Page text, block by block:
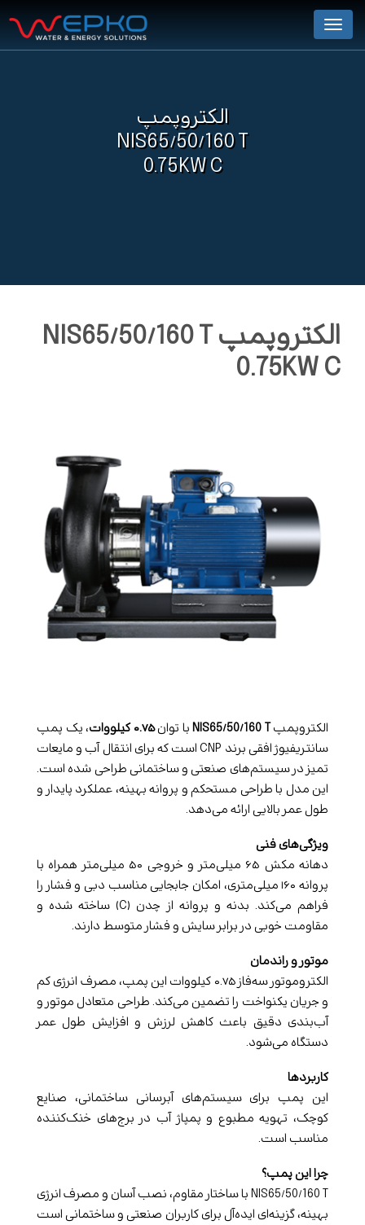
Menu
الکتروپمپ
NIS65/50/160 T
0.75KW C
الکتروپمپ NIS65/50/160 T
0.75KW C
الکتروپمپNIS65/50/160 Tبا توان۰.۷۵ کیلووات
، یک پمپ
سانتریفیوژ افقی برند CNP است که برای انتقال آب و مایعات
تمیز در سیستم‌های صنعتی و ساختمانی طراحی شده است.
این مدل با طراحی مستحکم و پروانه بهینه، عملکرد پایدار و
طول عمر بالایی ارائه می‌دهد.
ویژگی‌های فنی
دهانه مکش ۶۵ میلی‌متر و خروجی ۵۰ میلی‌متر همراه با
پروانه ۱۶۰ میلی‌متری، امکان جابجایی مناسب دبی و فشار را
فراهم می‌کند. بدنه و پروانه از چدن (C) ساخته شده و
مقاومت خوبی در برابر سایش و فشار متوسط دارند.
موتور و راندمان
الکتروموتور سه‌فاز ۰.۷۵ کیلووات این پمپ، مصرف انرژی کم
و جریان یکنواخت را تضمین می‌کند. طراحی متعادل موتور و
آب‌بندی دقیق باعث کاهش لرزش و افزایش طول عمر
دستگاه می‌شود.
کاربردها
این پمپ برای سیستم‌های آبرسانی ساختمانی، صنایع
کوچک، تهویه مطبوع و پمپاژ آب در برج‌های خنک‌کننده
مناسب است.
چرا این پمپ؟
NIS65/50/160 T با ساختار مقاوم، نصب آسان و مصرف انرژی
بهینه، گزینه‌ای ایده‌آل برای کاربران صنعتی و ساختمانی است